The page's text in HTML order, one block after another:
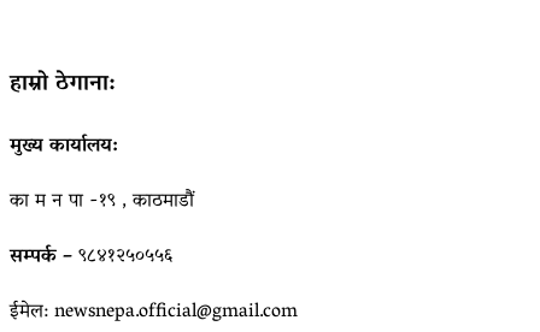
हाम्रो ठेगाना:
मुख्य कार्यालय:
का म न पा -१९ , काठमाडौं
सम्पर्क –९८४१२५०५५६
ईमेल: newsnepa.official@gmail.com